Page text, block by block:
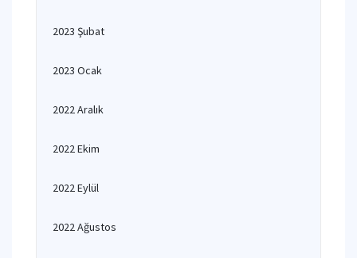
2023 Şubat
2023 Ocak
2022 Aralık
2022 Ekim
2022 Eylül
2022 Ağustos